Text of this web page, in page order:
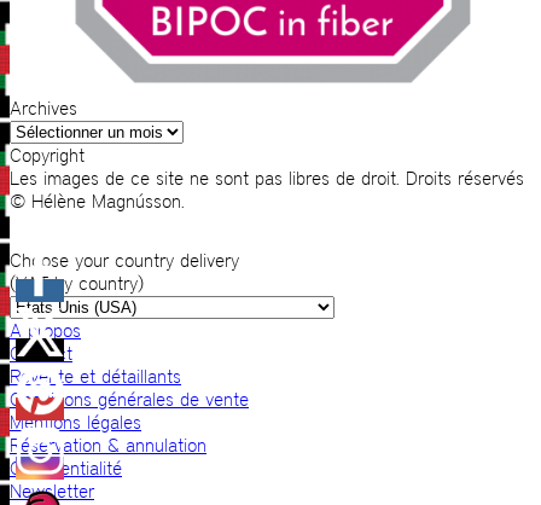
Archives
Archives
Copyright
Les images de ce site ne sont pas libres de droit. Droits réservés
© Hélène Magnússon.
Choose your country delivery
(VAT by country)
A propos
Contact
Revente et détaillants
Conditions générales de vente
Mentions légales
Réservation & annulation
Confidentialité
Newsletter